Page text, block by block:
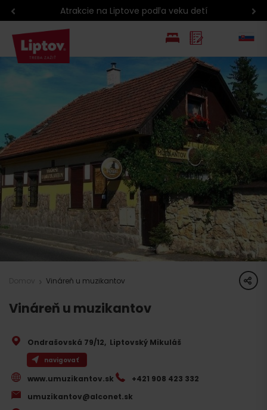
Atrakcie na Liptove podľa veku detí
EN
PL
Vináreň u muzikantov share
Vináreň u muzikantov
Ondrašovská 79/12, Liptovský Mikuláš
navigovať
www.umuzikantov.sk
+421 908 423 332
umuzikantov@alconet.sk